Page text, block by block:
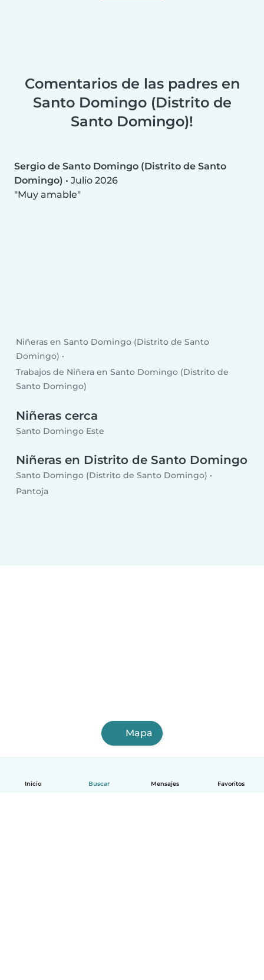
Inicio Buscar Mensajes Favoritos
Comentarios de las padres en
Santo Domingo (Distrito de
Santo Domingo)!
Sergio de Santo Domingo (Distrito de Santo
Domingo) • Julio 2026
Muy amable
Niñeras en Santo Domingo (Distrito de Santo
Domingo)
Trabajos de Niñera en Santo Domingo (Distrito de
Santo Domingo)
Niñeras cerca
Santo Domingo Este
Niñeras en Distrito de Santo Domingo
Santo Domingo (Distrito de Santo Domingo)
Pantoja
Mapa